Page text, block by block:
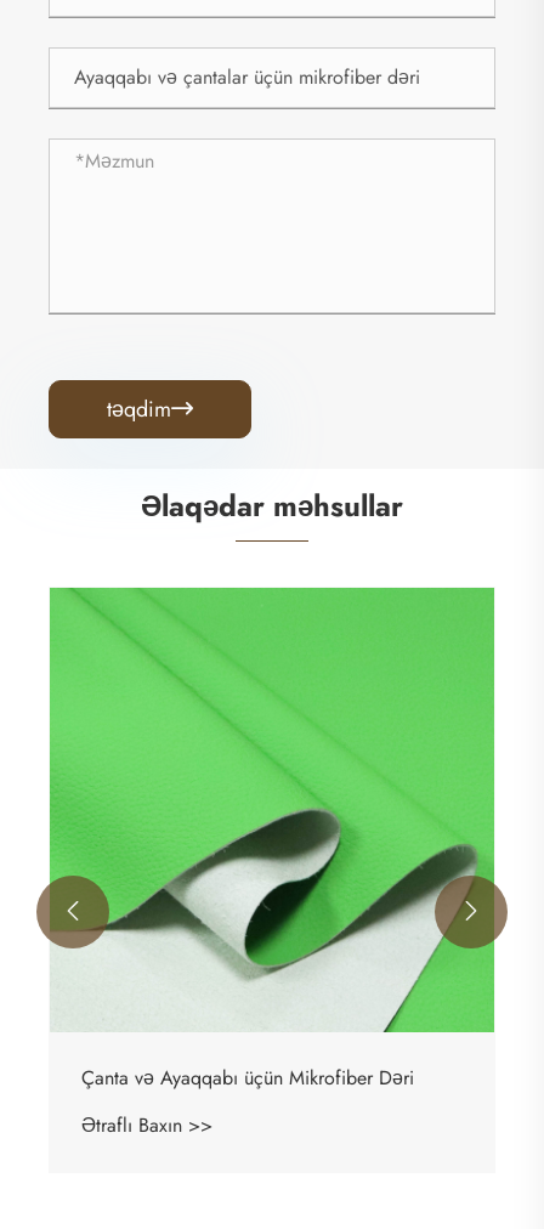
təqdim
Əlaqədar məhsullar
Çanta və Ayaqqabı üçün Mikrofiber Dəri
Ətraflı Baxın >>
 